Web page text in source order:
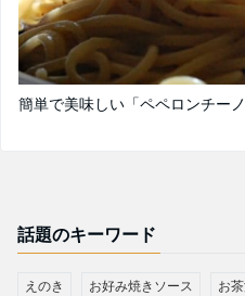
簡単で美味しい「ペペロンチー
話題のキーワード
えのき お好み焼きソース お